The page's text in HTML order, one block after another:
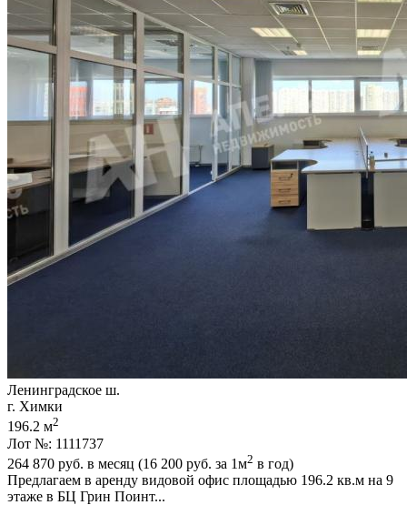
Ленинградское ш.
г. Химки
196.2 м2
Лот №: 1111737
264 870 руб. в месяц (16 200 руб. за 1м2 в год)
Предлагаем в аренду видовой офис площадью 196.2 кв.м на 9
этаже в БЦ Грин Поинт...